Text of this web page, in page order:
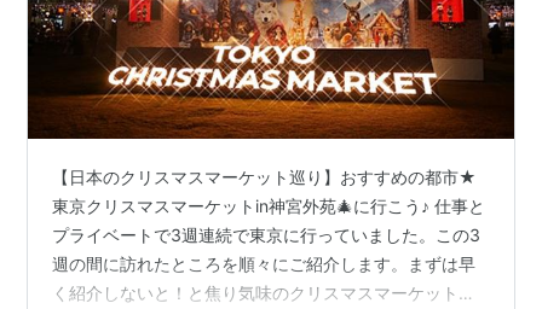
【日本のクリスマスマーケット巡り】おすすめの都市★
東京クリスマスマーケットin神宮外苑🎄に行こう♪ 仕事と
プライベートで3週連続で東京に行っていました。この3
週の間に訪れたところを順々にご紹介します。まずは早
く紹介しないと！と焦り気味のクリスマスマーケットで